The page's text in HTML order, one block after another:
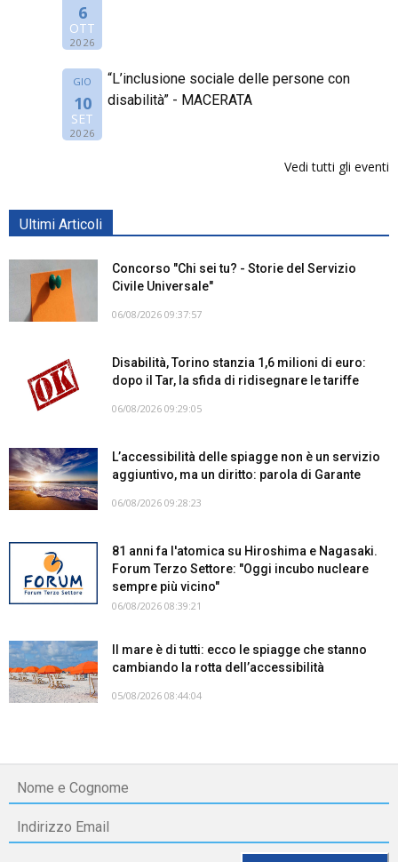
6
OTT
2026
GIO
10
SET
2026
“L’inclusione sociale delle persone con
disabilità” - MACERATA
Vedi tutti gli eventi
Ultimi Articoli
Concorso "Chi sei tu? - Storie del Servizio
Civile Universale"
06/08/2026 09:37:57
Disabilità, Torino stanzia 1,6 milioni di euro:
dopo il Tar, la sfida di ridisegnare le tariffe
06/08/2026 09:29:05
L’accessibilità delle spiagge non è un servizio
aggiuntivo, ma un diritto: parola di Garante
06/08/2026 09:28:23
81 anni fa l'atomica su Hiroshima e Nagasaki.
Forum Terzo Settore: "Oggi incubo nucleare
sempre più vicino"
06/08/2026 08:39:21
Il mare è di tutti: ecco le spiagge che stanno
cambiando la rotta dell’accessibilità
05/08/2026 08:44:04